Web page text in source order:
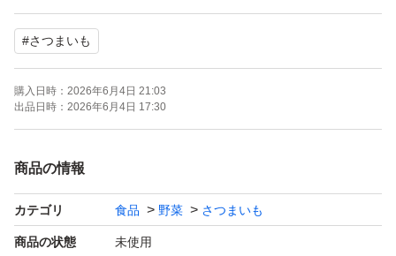
みが増し濃厚になります。
【小振りサイズ訳有り品】
若干小さいサイズ(70g以下)のさつまいもの5kg詰め合せで
す。
味も変わらずお値段が激安なのでストーブの上にアルミホ
イズです。
（一度使用したリサイクルダンボールを使用します）
#さつまいも
購入日時： 2026年6月4日 21:03
出品日時： 2026年6月4日 17:30
商品の情報
カテゴリ 食品 野菜 さつまいも
商品の状態 未使用